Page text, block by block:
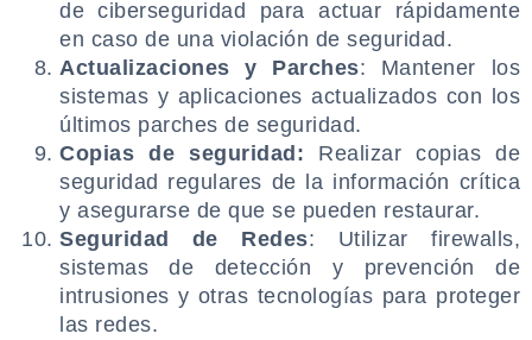
de ciberseguridad para actuar rápidamente
en caso de una violación de seguridad.
Actualizaciones y Parches: Mantener los
sistemas y aplicaciones actualizados con los
últimos parches de seguridad.
Copias de seguridad: Realizar copias de
seguridad regulares de la información crítica
y asegurarse de que se pueden restaurar.
Seguridad de Redes: Utilizar firewalls,
sistemas de detección y prevención de
intrusiones y otras tecnologías para proteger
las redes.